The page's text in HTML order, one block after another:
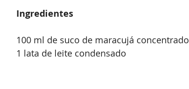
Ingredientes
100 ml de suco de maracujá concentrado
1 lata de leite condensado